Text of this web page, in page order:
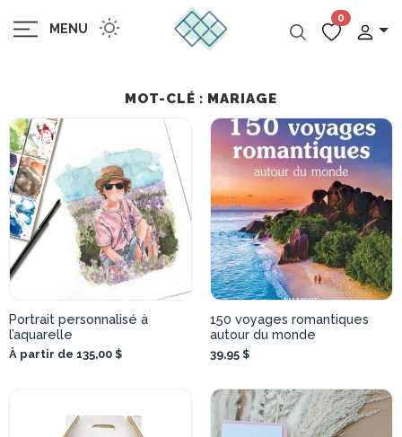
MENU
0
MOT-CLÉ : MARIAGE
Portrait personnalisé à
l’aquarelle
À partir de 135,00 $
150 voyages romantiques
autour du monde
39,95 $